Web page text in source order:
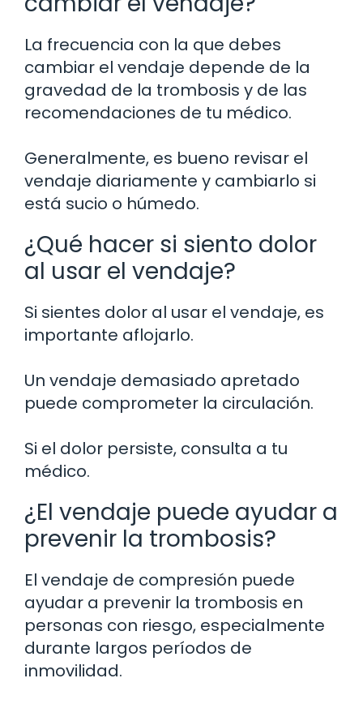
La frecuencia con la que debes
cambiar el vendaje depende de la
gravedad de la trombosis y de las
recomendaciones de tu médico.
Generalmente, es bueno revisar el
vendaje diariamente y cambiarlo si
está sucio o húmedo.
¿Qué hacer si siento dolor
al usar el vendaje?
Si sientes dolor al usar el vendaje, es
importante aflojarlo.
Un vendaje demasiado apretado
puede comprometer la circulación.
Si el dolor persiste, consulta a tu
médico.
¿El vendaje puede ayudar a
prevenir la trombosis?
El vendaje de compresión puede
ayudar a prevenir la trombosis en
personas con riesgo, especialmente
durante largos períodos de
inmovilidad.